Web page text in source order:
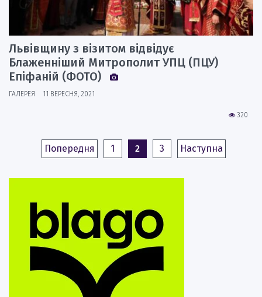
Львівщину з візитом відвідує
Блаженніший Митрополит УПЦ (ПЦУ)
Епіфаній (ФОТО)
ГАЛЕРЕЯ 11 ВЕРЕСНЯ, 2021
320
Попередня 1 2 3 Наступна